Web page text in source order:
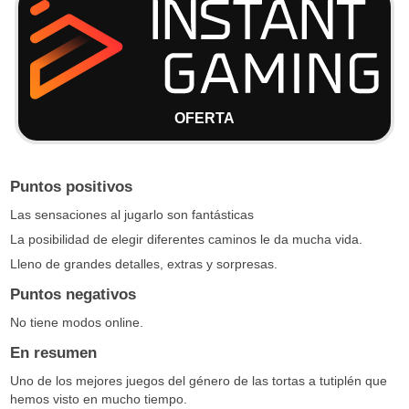
OFERTA
Puntos positivos
Las sensaciones al jugarlo son fantásticas
La posibilidad de elegir diferentes caminos le da mucha vida.
Lleno de grandes detalles, extras y sorpresas.
Puntos negativos
No tiene modos online.
En resumen
Uno de los mejores juegos del género de las tortas a tutiplén que
hemos visto en mucho tiempo.